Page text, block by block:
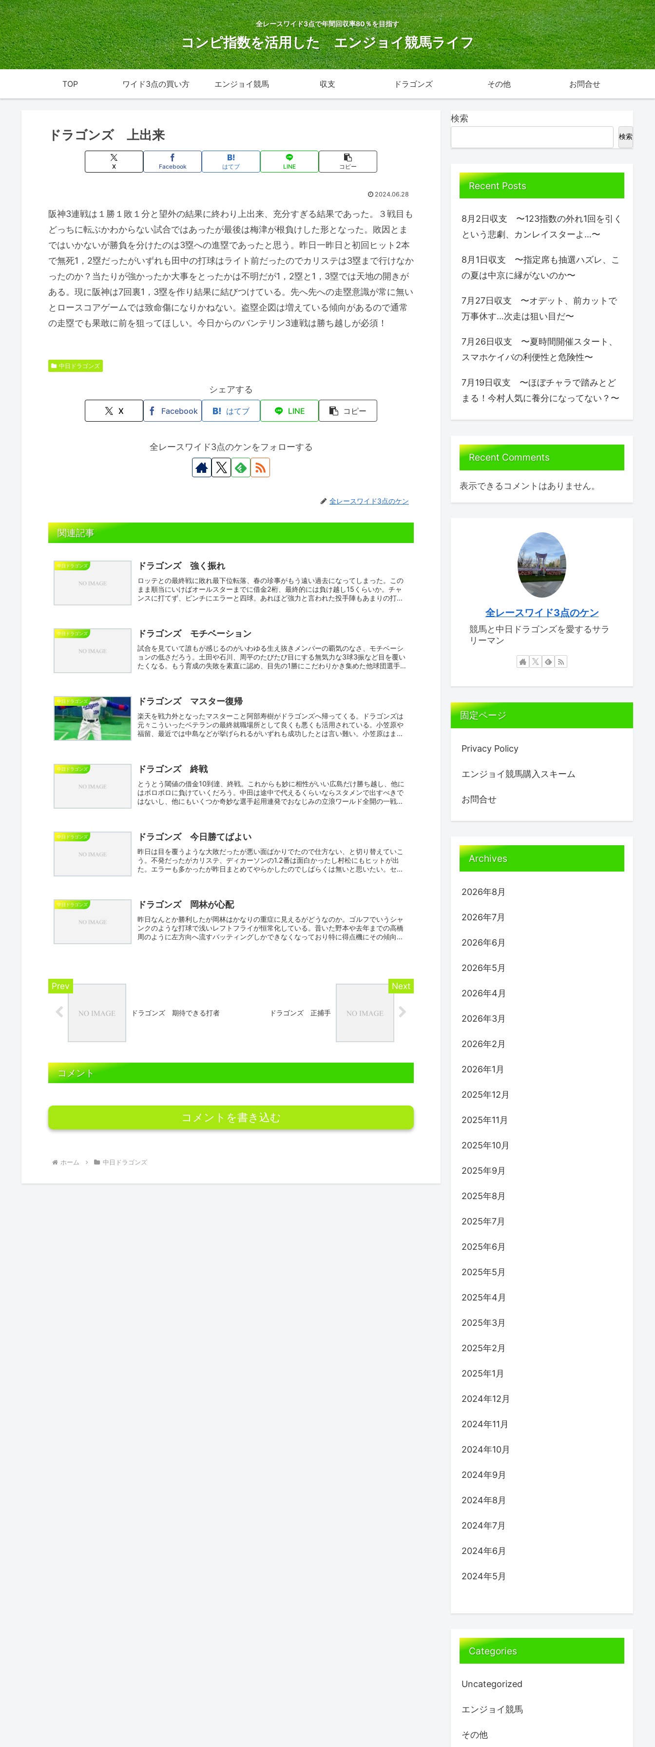
全レースワイド3点で年間回収率80％を目指す
コンピ指数を活用した エンジョイ競馬ライフ
TOP ワイド3点の買い方 エンジョイ競馬 収支 ドラゴンズ その他 お問合せ
ドラゴンズ 上出来
X Facebook はてブ LINE コピー
2024.06.28
阪神3連戦は１勝１敗１分と望外の結果に終わり上出来、充分すぎる結果であった。３戦目も
どっちに転ぶかわからない試合ではあったが最後は梅津が根負けした形となった。敗因とま
ではいかないが勝負を分けたのは3塁への進塁であったと思う。昨日一昨日と初回ヒット2本
で無死1，2塁だったがいずれも田中の打球はライト前だったのでカリステは3塁まで行けなか
ったのか？当たりが強かったか大事をとったかは不明だが1，2塁と1，3塁では天地の開きが
ある。現に阪神は7回裏1，3塁を作り結果に結びつけている。先へ先への走塁意識が常に無い
とロースコアゲームでは致命傷になりかねない。盗塁企図は増えている傾向があるので通常
の走塁でも果敢に前を狙ってほしい。今日からのバンテリン3連戦は勝ち越しが必須！
中日ドラゴンズ
シェアする
X Facebook はてブ LINE コピー
全レースワイド3点のケンをフォローする
全レースワイド3点のケン
関連記事
中日ドラゴンズ ドラゴンズ 強く振れ
ロッテとの最終戦に敗れ最下位転落、春の珍事がもう遠い過去になってしまった。この
まま順当にいけばオールスターまでに借金2桁、最終的には負け越し15くらいか。チャ
ンスに打てず、ピンチにエラーと四球。あれほど強力と言われた投手陣もあまりの打線
中日ドラゴンズ ドラゴンズ モチベーション
試合を見ていて誰もが感じるのがいわゆる生え抜きメンバーの覇気のなさ、モチベーシ
ョンの低さだろう。土田や石川、周平のたびたび目にする無気力な3球3振など目を覆い
たくなる。もう育成の失敗を素直に認め、目先の1勝にこだわりかき集めた他球団選手で
中日ドラゴンズ ドラゴンズ マスター復帰
楽天を戦力外となったマスターこと阿部寿樹がドラゴンズへ帰ってくる。ドラゴンズは
元々こういったベテランの最終就職場所として良くも悪くも活用されている。小笠原や
福留、最近では中島などが挙げられるがいずれも成功したとは言い難い。小笠原はまず
中日ドラゴンズ ドラゴンズ 終戦
とうとう閾値の借金10到達、終戦。これからも妙に相性がいい広島だけ勝ち越し、他に
はボロボロに負けていくだろう。中田は途中で代えるくらいならスタメンで出すべきで
はないし、他にもいくつか奇妙な選手起用連発でおなじみの立浪ワールド全開の一戦で
中日ドラゴンズ ドラゴンズ 今日勝てばよい
昨日は目を覆うような大敗だったが悪い面ばかりでたので仕方ない、と切り替えていこ
う。不発だったがカリステ、ディカーソンの1.2番は面白かったし村松にもヒットが出
た。エラーも多かったが昨日まとめてやらかしたのでしばらくは無いと思いたい。セリ
中日ドラゴンズ ドラゴンズ 岡林が心配
昨日なんとか勝利したが岡林はかなりの重症に見えるがどうなのか。ゴルフでいうシャ
ンクのような打球で浅いレフトフライが恒常化している。昔いた野本や去年までの高橋
周のように左方向へ流すバッティングしかできなくなっており特に得点機にその傾向が
ドラゴンズ 期待できる打者 ドラゴンズ 正捕手
コメント
コメントを書き込む
ホーム 中日ドラゴンズ
検索
検索
Recent Posts
8月2日収支 〜123指数の外れ1回を引く
という悲劇、カンレイスターよ…〜
8月1日収支 〜指定席も抽選ハズレ、こ
の夏は中京に縁がないのか〜
7月27日収支 〜オデット、前カットで
万事休す…次走は狙い目だ〜
7月26日収支 〜夏時間開催スタート、
スマホケイバの利便性と危険性〜
7月19日収支 〜ほぼチャラで踏みとど
まる！今村人気に養分になってない？〜
Recent Comments
表示できるコメントはありません。
全レースワイド3点のケン
競馬と中日ドラゴンズを愛するサラ
リーマン
固定ページ
Privacy Policy
エンジョイ競馬購入スキーム
お問合せ
Archives
2026年8月
2026年7月
2026年6月
2026年5月
2026年4月
2026年3月
2026年2月
2026年1月
2025年12月
2025年11月
2025年10月
2025年9月
2025年8月
2025年7月
2025年6月
2025年5月
2025年4月
2025年3月
2025年2月
2025年1月
2024年12月
2024年11月
2024年10月
2024年9月
2024年8月
2024年7月
2024年6月
2024年5月
Categories
Uncategorized
エンジョイ競馬
その他